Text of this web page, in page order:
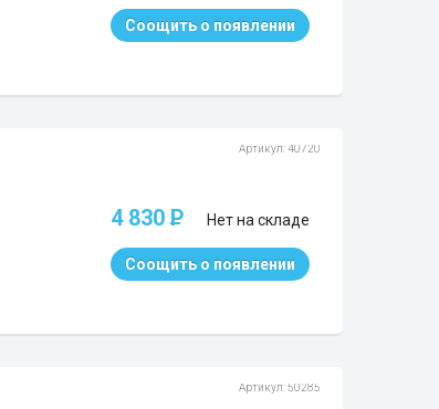
Соощить о появлении
Артикул: 40720
4 830 P Нет на складе
Соощить о появлении
Артикул: 50285